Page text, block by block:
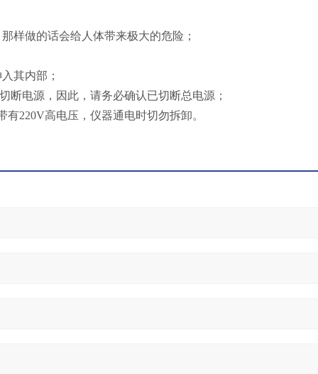
样做的话会给人体带来极大的危险；
其内部；
断电源，因此，请务必确认已切断总电源；
220V高电压，仪器通电时切勿拆卸。